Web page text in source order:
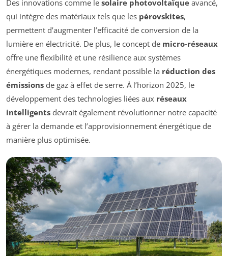
Des innovations comme le solaire photovoltaïque avancé,
qui intègre des matériaux tels que les pérovskites,
permettent d’augmenter l’efficacité de conversion de la
lumière en électricité. De plus, le concept de micro-réseaux
offre une flexibilité et une résilience aux systèmes
énergétiques modernes, rendant possible la réduction des
émissions de gaz à effet de serre. À l’horizon 2025, le
développement des technologies liées aux réseaux
intelligents devrait également révolutionner notre capacité
à gérer la demande et l’approvisionnement énergétique de
manière plus optimisée.